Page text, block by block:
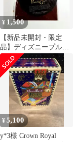
¥ 1,500
【新品未開封・限定
品】ディズニープルー
トグーフィー ビッグ缶
バッジ2000個限定
¥5,100
y*3様 Crown Royal